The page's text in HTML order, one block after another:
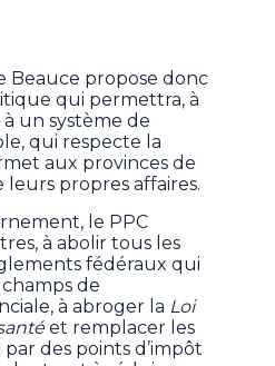
Beauce propose donc
qui permettra, à
à un système de
qui respecte la
aux provinces de
propres affaires.
le PPC
à abolir tous les
fédéraux qui
de
à abroger la Loi
et remplacer les
des points d’impôt